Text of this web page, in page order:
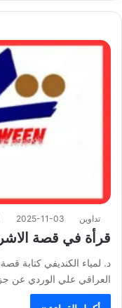
تداوين 2025-11-03
قرأة في قصة
د. لمياء الكنديفي كتابة
العراقي علي الوردي عن